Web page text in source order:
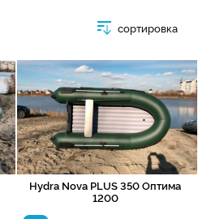
сортировка
Hydra Nova PLUS 350 Оптима
1200